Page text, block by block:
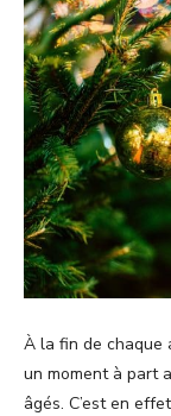
À la fin de chaque
un moment à part
âgés. C’est en